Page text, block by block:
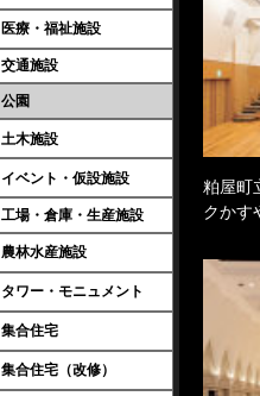
医療・福祉施設
交通施設
公園
土木施設
イベント・仮設施設
工場・倉庫・生産施設
農林水産施設
タワー・モニュメント
集合住宅
集合住宅（改修）
粕屋町
クかす